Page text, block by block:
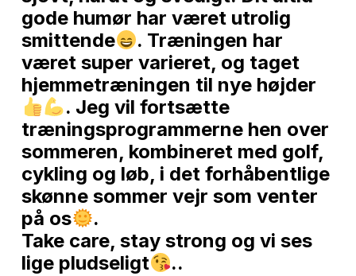
gode humør har været utrolig
smittende
. Træningen har
været super varieret, og taget
hjemmetræningen til nye højder
. Jeg vil fortsætte
træningsprogrammerne hen over
sommeren, kombineret med golf,
cykling og løb, i det forhåbentlige
skønne sommer vejr som venter
på os
.
Take care, stay strong og vi ses
lige pludseligt
..